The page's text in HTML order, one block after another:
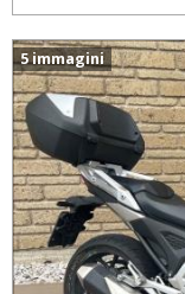
5 immagini